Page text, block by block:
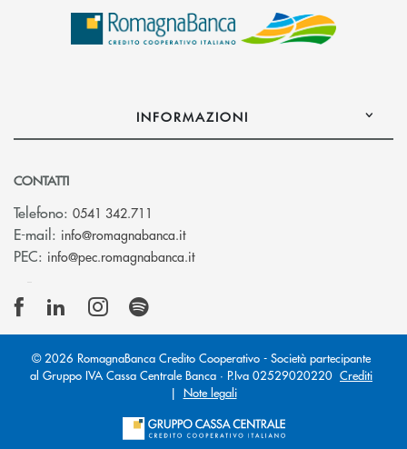
INFORMAZIONI
CONTATTI
Telefono: 0541 342.711
E-mail: info@romagnabanca.it(si apre l’app di posta elettronica)
PEC: info@pec.romagnabanca.it(si apre l’app di posta elettronica)
© 2026 RomagnaBanca Credito Cooperativo - Società partecipante
al Gruppo IVA Cassa Centrale Banca · P.Iva 02529020220 Crediti
| Note legali